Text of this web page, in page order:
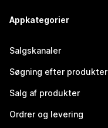
Appkategorier
Salgskanaler
Søgning efter produkter
Salg af produkter
Ordrer og levering